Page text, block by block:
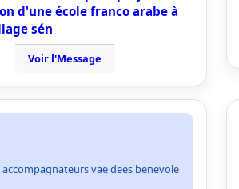
d'une école franco arabe à
sén
Voir l'Message
accompagnateurs vae dees benevole